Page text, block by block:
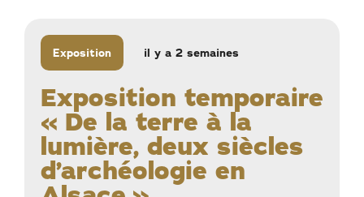
Exposition il y a 2 semaines
Exposition temporaire
« De la terre à la
lumière, deux siècles
d’archéologie en